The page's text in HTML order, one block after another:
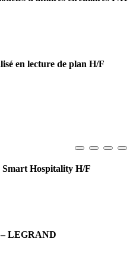
en lecture de plan H/F
Hospitality H/F
LEGRAND